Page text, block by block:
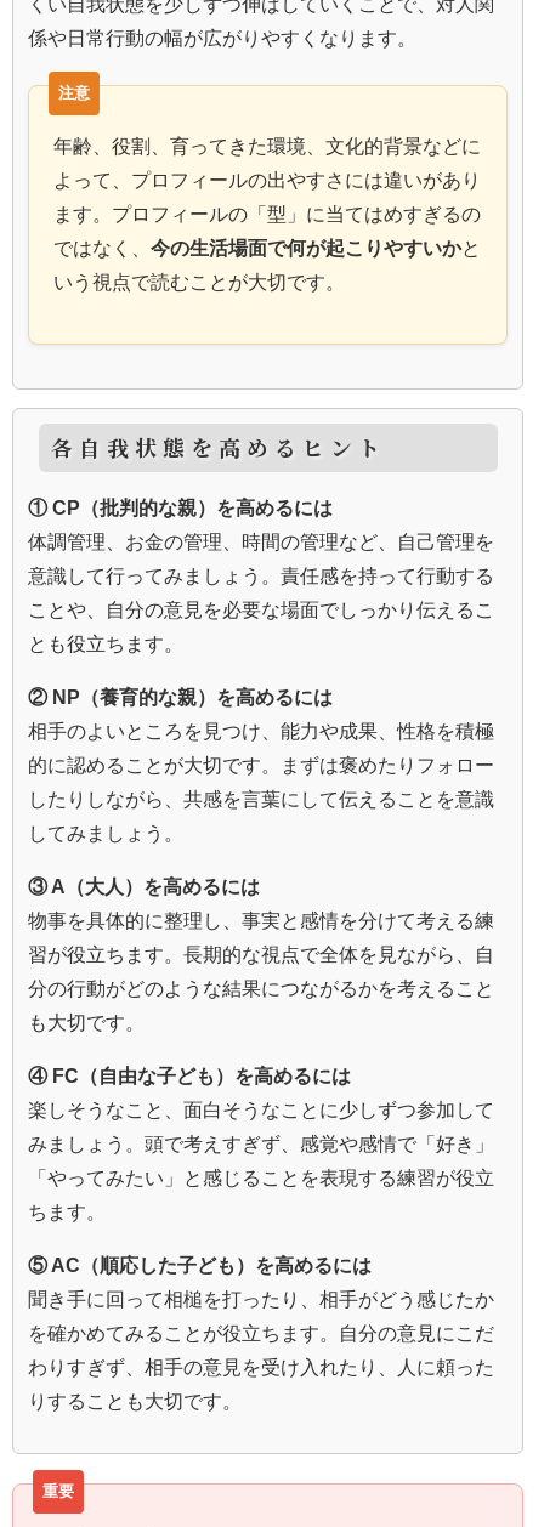
くい自我状態を少しずつ伸ばしていくことで、対人関
係や日常行動の幅が広がりやすくなります。
年齢、役割、育ってきた環境、文化的背景などに
よって、プロフィールの出やすさには違いがあり
ます。プロフィールの「型」に当てはめすぎるの
ではなく、 今の生活場面で何が起こりやすいかと
いう視点で読むことが大切です。
各自我状態を高めるヒント
① CP（批判的な親）を高めるには
体調管理、お金の管理、時間の管理など、自己管理を
意識して行ってみましょう。責任感を持って行動する
ことや、自分の意見を必要な場面でしっかり伝えるこ
とも役立ちます。
② NP（養育的な親）を高めるには
相手のよいところを見つけ、能力や成果、性格を積極
的に認めることが大切です。まずは褒めたりフォロー
したりしながら、共感を言葉にして伝えることを意識
してみましょう。
③ A（大人）を高めるには
物事を具体的に整理し、事実と感情を分けて考える練
習が役立ちます。長期的な視点で全体を見ながら、自
分の行動がどのような結果につながるかを考えること
も大切です。
④ FC（自由な子ども）を高めるには
楽しそうなこと、面白そうなことに少しずつ参加して
みましょう。頭で考えすぎず、感覚や感情で「好き」
「やってみたい」と感じることを表現する練習が役立
ちます。
⑤ AC（順応した子ども）を高めるには
聞き手に回って相槌を打ったり、相手がどう感じたか
を確かめてみることが役立ちます。自分の意見にこだ
わりすぎず、相手の意見を受け入れたり、人に頼った
りすることも大切です。